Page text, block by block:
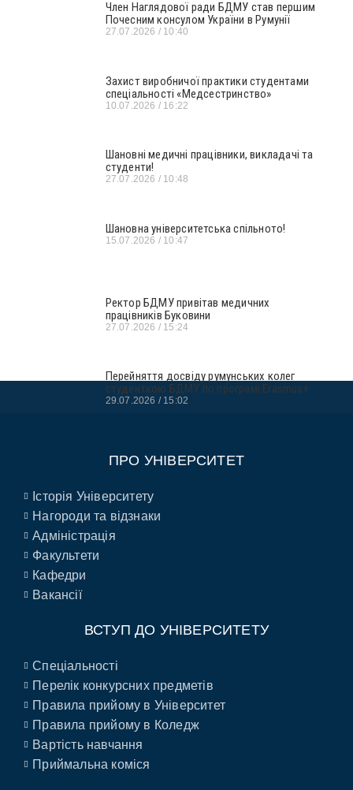
Член Наглядової ради БДМУ став першим
Почесним консулом України в Румунії
27.07.2026 10:40
Захист виробничої практики студентами
спеціальності «Медсестринство»
10.07.2026 16:22
Шановні медичні працівники, викладачі та
студенти!
27.07.2026 10:48
Шановна університетська спільното!
15.07.2026 10:47
Ректор БДМУ привітав медичних
працівників Буковини
27.07.2026 15:24
Перейняття досвіду румунських колег
студенткою БДМУ по програмі Erasmus+
29.07.2026 15:02
ПРО УНІВЕРСИТЕТ
Історія Університету
Нагороди та відзнаки
Адміністрація
Факультети
Кафедри
Вакансії
ВСТУП ДО УНІВЕРСИТЕТУ
Спеціальності
Перелік конкурсних предметів
Правила прийому в Університет
Правила прийому в Коледж
Вартість навчання
Приймальна коміся